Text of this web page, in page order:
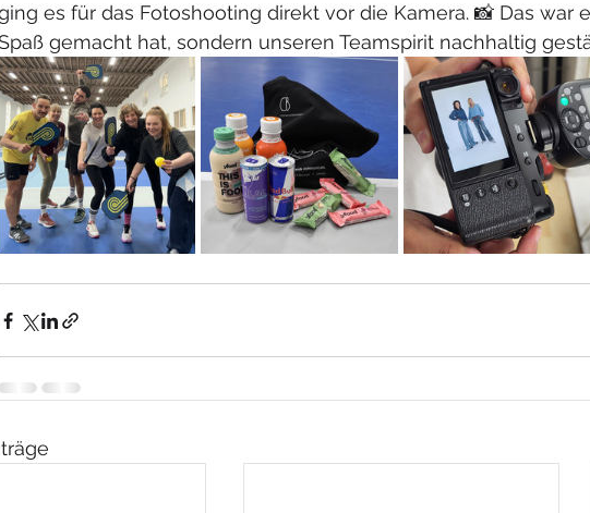
es für das Fotoshooting direkt vor die Kamera. 📸 Das war
gemacht hat, sondern unseren Teamspirit nachhaltig